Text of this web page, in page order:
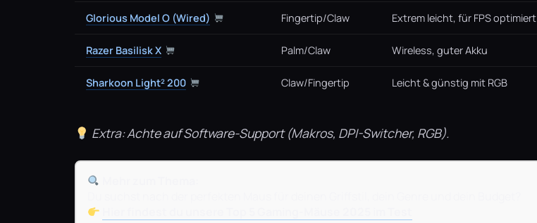
Glorious Model O (Wired) Fingertip/Claw Extrem leicht, für FPS optimiert
Razer Basilisk X Palm/Claw Wireless, guter Akku
Sharkoon Light² 200 Claw/Fingertip Leicht & günstig mit RGB
Extra: Achte auf Software-Support (Makros, DPI-Switcher, RGB).